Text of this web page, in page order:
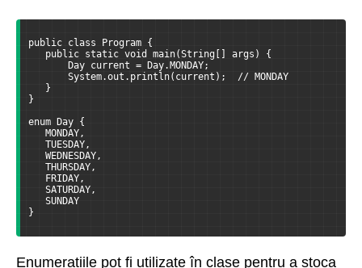
public class Program {
public static void main(String[] args) {
Day current = Day.MONDAY;
System.out.println(current);  // MONDAY
}
}
enum Day {
MONDAY,
TUESDAY,
WEDNESDAY,
THURSDAY,
FRIDAY,
SATURDAY,
SUNDAY
}
Enumerațiile pot fi utilizate în clase pentru a stoca